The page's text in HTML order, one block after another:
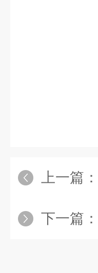
上一篇：
下一篇：